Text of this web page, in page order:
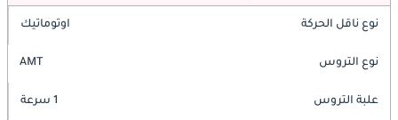
نوع ناقل الحركة اوتوماتيك
نوع التروس AMT
علبة التروس 1 سرعة